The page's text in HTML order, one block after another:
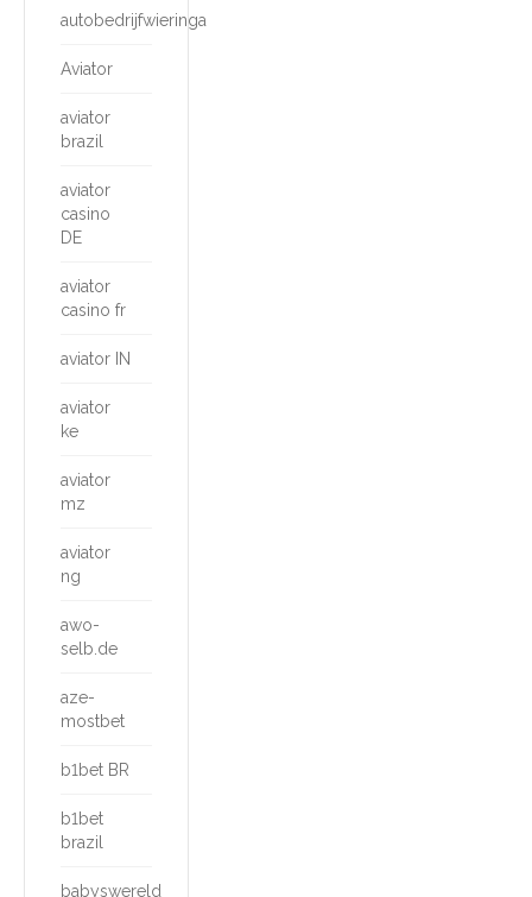
autobedrijfwieringa
Aviator
aviator
brazil
aviator
casino
DE
aviator
casino fr
aviator IN
aviator
ke
aviator
mz
aviator
ng
awo-
selb.de
aze-
mostbet
b1bet BR
b1bet
brazil
babyswereld